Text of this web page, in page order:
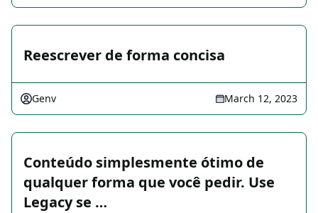
Reescrever de forma concisa
Genv March 12, 2023
Conteúdo simplesmente ótimo de
qualquer forma que você pedir. Use
Legacy se …